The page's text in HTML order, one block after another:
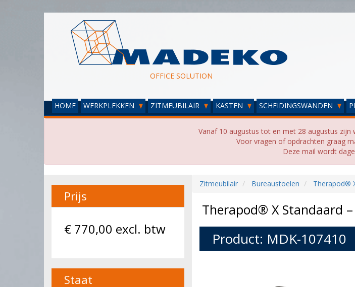
OFFICE SOLUTION
HOME WERKPLEKKEN ZITMEUBILAIR KASTEN SCHEIDINGSWANDEN
Vanaf 10 augustus tot en met 28 augustus zijn
Voor vragen of opdrachten graag
Deze mail wordt
Zitmeubilair Bureaustoelen Therapod®
Therapod® X Standaard
Product: MDK-107410
Prijs
€ 770,00 excl. btw
Staat